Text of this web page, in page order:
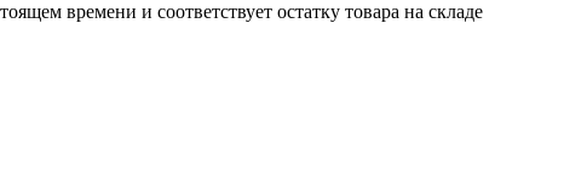
времени и соответствует остатку товара на складе